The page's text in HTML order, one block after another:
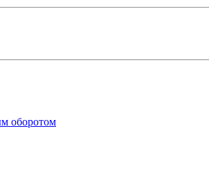
оборотом